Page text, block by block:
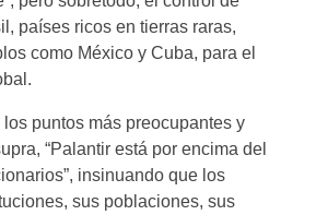
países ricos en tierras raras,
como México y Cuba, para el
puntos más preocupantes y
“Palantir está por encima del
insinuando que los
sus poblaciones, sus